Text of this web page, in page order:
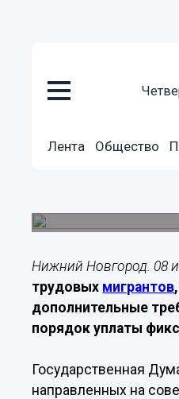
Лента Общество
В
Нижний Новгород. 08
трудовых мигрантов
дополнительные
порядок уплаты
Государственная
направленных на